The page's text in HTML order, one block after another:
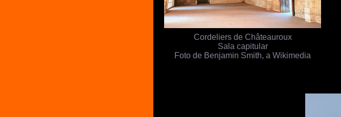
Cordeliers de Châteauroux
Sala capitular
Foto de Benjamin Smith, a Wikimedia